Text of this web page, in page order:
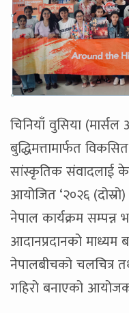
चिनियाँ वुसिया (मार्सल
बुद्धिमत्तामार्फत
सांस्कृतिक संवादलाई
आयोजित ‘२०२६
नेपाल कार्यक्रम
आदानप्रदानको माध्यम
नेपालबीचको चलचित्र
गहिरो बनाएको